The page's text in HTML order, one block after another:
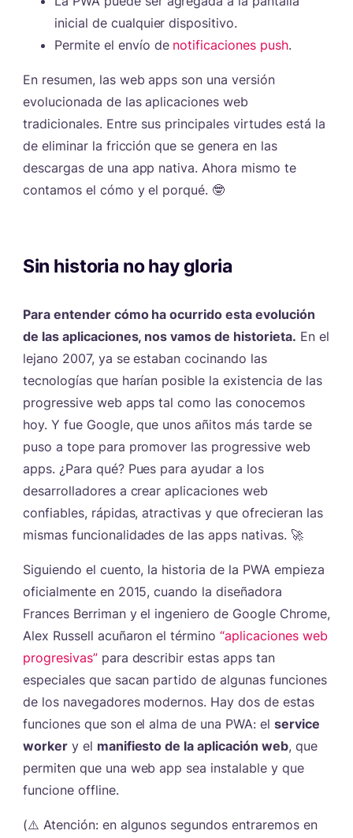
inicial de cualquier dispositivo.
Permite el envío de notificaciones push.
En resumen, las web apps son una versión
evolucionada de las aplicaciones web
tradicionales. Entre sus principales virtudes está la
de eliminar la fricción que se genera en las
descargas de una app nativa. Ahora mismo te
contamos el cómo y el porqué. 🤓
Sin historia no hay gloria
Para entender cómo ha ocurrido esta evolución
de las aplicaciones, nos vamos de historieta. En el
lejano 2007, ya se estaban cocinando las
tecnologías que harían posible la existencia de las
progressive web apps tal como las conocemos
hoy. Y fue Google, que unos añitos más tarde se
puso a tope para promover las progressive web
apps. ¿Para qué? Pues para ayudar a los
desarrolladores a crear aplicaciones web
confiables, rápidas, atractivas y que ofrecieran las
mismas funcionalidades de las apps nativas. 🚀
Siguiendo el cuento, la historia de la PWA empieza
oficialmente en 2015, cuando la diseñadora
Frances Berriman y el ingeniero de Google Chrome,
Alex Russell acuñaron el término“aplicaciones web
progresivas”​ para describir estas apps tan
especiales que sacan partido de algunas funciones
de los navegadores modernos. Hay dos de estas
funciones que son el alma de una PWA: elservice
workery el manifiesto de la aplicación web, que
permiten que una web app sea instalable y que
funcione offline.
(⚠️ Atención: en algunos segundos entraremos en